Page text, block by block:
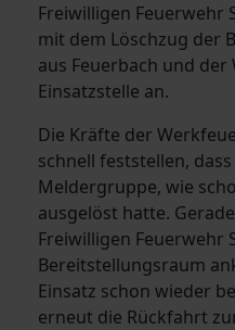
Freiwilligen Feuerwehr
mit dem Löschzug der
aus Feuerbach und
Einsatzstelle an.
Die Kräfte der
schnell feststellen,
Meldergruppe, wie
ausgelöst hatte.
Freiwilligen Feuerwehr
Bereitstellungsraum
Einsatz schon wieder
erneut die Rückfahrt